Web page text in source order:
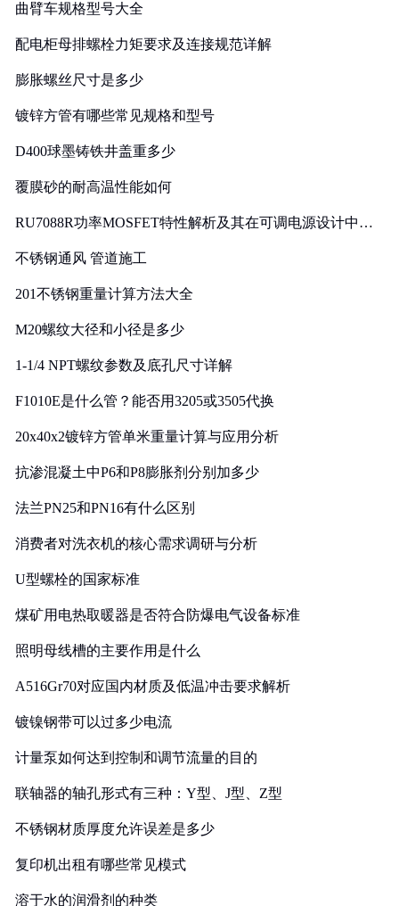
曲臂车规格型号大全
配电柜母排螺栓力矩要求及连接规范详解
膨胀螺丝尺寸是多少
镀锌方管有哪些常见规格和型号
D400球墨铸铁井盖重多少
覆膜砂的耐高温性能如何
RU7088R功率MOSFET特性解析及其在可调电源设计中的
不锈钢通风 管道施工
201不锈钢重量计算方法大全
M20螺纹大径和小径是多少
1-1/4 NPT螺纹参数及底孔尺寸详解
F1010E是什么管？能否用3205或3505代换
20x40x2镀锌方管单米重量计算与应用分析
抗渗混凝土中P6和P8膨胀剂分别加多少
法兰PN25和PN16有什么区别
消费者对洗衣机的核心需求调研与分析
U型螺栓的国家标准
煤矿用电热取暖器是否符合防爆电气设备标准
照明母线槽的主要作用是什么
A516Gr70对应国内材质及低温冲击要求解析
镀镍钢带可以过多少电流
计量泵如何达到控制和调节流量的目的
联轴器的轴孔形式有三种：Y型、J型、Z型
不锈钢材质厚度允许误差是多少
复印机出租有哪些常见模式
溶于水的润滑剂的种类